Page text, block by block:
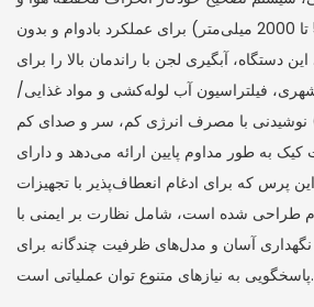
عرض تسمه مدولار (500 تا 2000 میلی‌متر) برای عملکرد بادوام و بدون
دستگاه، آبگیری لجن با راندمان بالا را برای
فیلتراسیون آب لوله‌کشی و مواد غذایی/
نوشیدنی با مصرف انرژی کم، سر و صدای کم (≤75 دسی‌بل (A))،
به طور مداوم پایین ارائه می‌دهد و دارای
پرس که برای ادغام انعطاف‌پذیر با تجهیزات
طراحی شده است، شامل نظارت بر ایمنی با
آسان و مدل‌های ظرفیت چندگانه برای
پاسخگویی به نیازهای متنوع توان عملیاتی است.